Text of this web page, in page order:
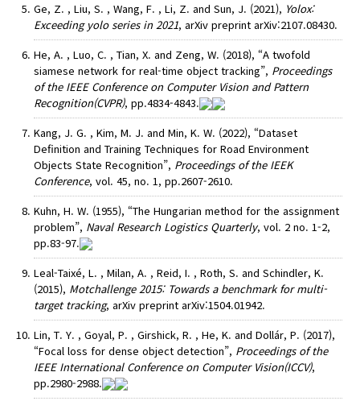
Ge, Z. , Liu, S. , Wang, F. , Li, Z. and Sun, J. (2021), Yolox:
Exceeding yolo series in 2021, arXiv preprint arXiv:2107.08430.
He, A. , Luo, C. , Tian, X. and Zeng, W. (2018), “A twofold
siamese network for real-time object tracking”, Proceedings
of the IEEE Conference on Computer Vision and Pattern
Recognition(CVPR), pp.4834-4843.
Kang, J. G. , Kim, M. J. and Min, K. W. (2022), “Dataset
Definition and Training Techniques for Road Environment
Objects State Recognition”, Proceedings of the IEEK
Conference, vol. 45, no. 1, pp.2607-2610.
Kuhn, H. W. (1955), “The Hungarian method for the assignment
problem”, Naval Research Logistics Quarterly, vol. 2 no. 1-2,
pp.83-97.
Leal-Taixé, L. , Milan, A. , Reid, I. , Roth, S. and Schindler, K.
(2015), Motchallenge 2015: Towards a benchmark for multi-
target tracking, arXiv preprint arXiv:1504.01942.
Lin, T. Y. , Goyal, P. , Girshick, R. , He, K. and Dollár, P. (2017),
“Focal loss for dense object detection”, Proceedings of the
IEEE International Conference on Computer Vision(ICCV),
pp.2980-2988.